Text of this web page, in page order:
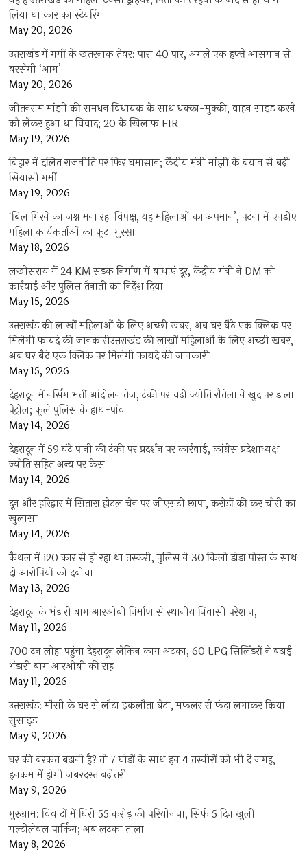
लिया था कार का स्टेयरिंग
May 20, 2026
उत्तराखंड में गर्मी के खतरनाक तेवर: पारा 40 पार, अगले एक हफ्ते आसमान से
बरसेगी ‘आग’
May 20, 2026
जीतनराम मांझी की समधन विधायक के साथ धक्का-मुक्की, वाहन साइड करने
को लेकर हुआ था विवाद; 20 के खिलाफ FIR
May 19, 2026
बिहार में दलित राजनीति पर फिर घमासान; केंद्रीय मंत्री मांझी के बयान से बढ़ी
सियासी गर्मी
May 19, 2026
‘बिल गिरने का जश्न मना रहा विपक्ष, यह महिलाओं का अपमान’, पटना में एनडीए
महिला कार्यकर्ताओं का फूटा गुस्सा
May 18, 2026
लखीसराय में 24 KM सड़क निर्माण में बाधाएं दूर, केंद्रीय मंत्री ने DM को
कार्रवाई और पुलिस तैनाती का निर्देश दिया
May 15, 2026
उत्तराखंड की लाखों महिलाओं के लिए अच्छी खबर, अब घर बैठे एक क्लिक पर
मिलेगी फायदे की जानकारीउत्तराखंड की लाखों महिलाओं के लिए अच्छी खबर,
अब घर बैठे एक क्लिक पर मिलेगी फायदे की जानकारी
May 15, 2026
देहरादून में नर्सिंग भर्ती आंदोलन तेज, टंकी पर चढ़ी ज्योति रौतेला ने खुद पर डाला
पेट्रोल; फूले पुलिस के हाथ-पांव
May 14, 2026
देहरादून में 59 घंटे पानी की टंकी पर प्रदर्शन पर कार्रवाई, कांग्रेस प्रदेशाध्यक्ष
ज्योति सहित अन्य पर केस
May 14, 2026
दून और हरिद्वार में सितारा होटल चेन पर जीएसटी छापा, करोड़ों की कर चोरी का
खुलासा
May 14, 2026
कैथल में i20 कार से हो रहा था तस्करी, पुलिस ने 30 किलो डोडा पोस्त के साथ
दो आरोपियों को दबोचा
May 13, 2026
देहरादून के भंडारी बाग आरओबी निर्माण से स्थानीय निवासी परेशान,
May 11, 2026
700 टन लोहा पहुंचा देहरादून लेकिन काम अटका, 60 LPG सिलिंडरों ने बढ़ाई
भंडारी बाग आरओबी की राह
May 11, 2026
उत्तराखंड: मौसी के घर से लौटा इकलौता बेटा, मफलर से फंदा लगाकर किया
सुसाइड
May 9, 2026
घर की बरकत बढ़ानी है? तो 7 घोड़ों के साथ इन 4 तस्वीरों को भी दें जगह,
इनकम में होगी जबरदस्त बढ़ोतरी
May 9, 2026
गुरुग्राम: विवादों में घिरी 55 करोड़ की परियोजना, सिर्फ 5 दिन खुली
मल्टीलेवल पार्किंग; अब लटका ताला
May 8, 2026